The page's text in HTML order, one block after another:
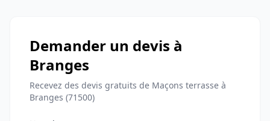
Demander un devis à
Branges
Recevez des devis gratuits de Maçons terrasse à
Branges (71500)